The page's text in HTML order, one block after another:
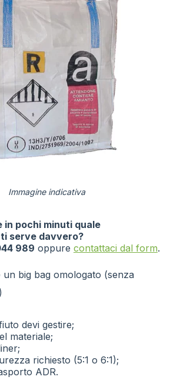
Immagine indicativa
pochi minuti quale
serve davvero?
989 oppure contattaci dal form.
un big bag omologato (senza
devi gestire;
materiale;
richiesto (5:1 o 6:1);
ADR.